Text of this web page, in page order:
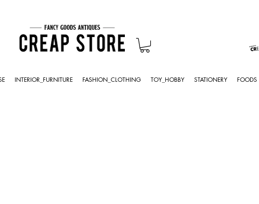
INTERIOR_FURNITURE FASHION_CLOTHING TOY_HOBBY STATIONERY FOODS